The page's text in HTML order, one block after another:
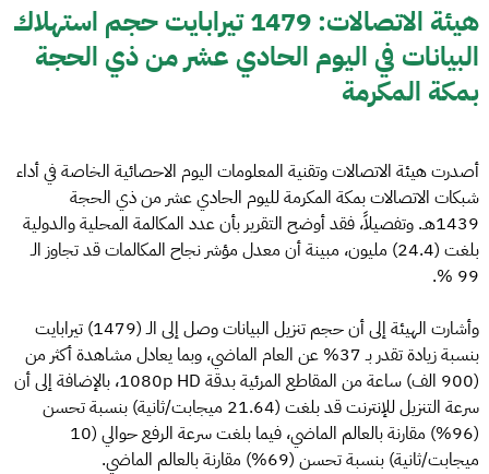
هيئة الاتصالات: 1479 تيرابايت حجم استهلاك
البيانات في اليوم الحادي عشر من ذي الحجة
بمكة المكرمة
أصدرت هيئة الاتصالات وتقنية المعلومات اليوم الاحصائية الخاصة في أداء
شبكات الاتصالات بمكة المكرمة لليوم الحادي عشر من ذي الحجة
1439هـ. وتفصيلاً، فقد أوضح التقرير بأن عدد المكالمة المحلية والدولية
بلغت (24.4) مليون، مبينة أن معدل مؤشر نجاح المكالمات قد تجاوز الـ
99 %.
وأشارت الهيئة إلى أن حجم تنزيل البيانات وصل إلى الـ (1479) تيرابايت
بنسبة زيادة تقدر بـ 37% عن العام الماضي، وبما يعادل مشاهدة أكثر من
(900 الف) ساعة من المقاطع المرئية بدقة 1080p HD، بالإضافة إلى أن
سرعة التنزيل للإنترنت قد بلغت (21.64 ميجابت/ثانية) بنسبة تحسن
(96%) مقارنة بالعالم الماضي، فيما بلغت سرعة الرفع حوالي (10
ميجابت/ثانية) بنسبة تحسن (69%) مقارنة بالعالم الماضي.